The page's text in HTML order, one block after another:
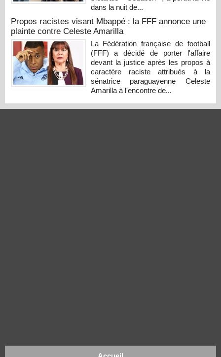
dans la nuit de...
Propos racistes visant Mbappé : la FFF annonce une
plainte contre Celeste Amarilla
La Fédération française de football
(FFF) a décidé de porter l'affaire
devant la justice après les propos à
caractère raciste attribués à la
sénatrice paraguayenne Celeste
Amarilla à l'encontre de...